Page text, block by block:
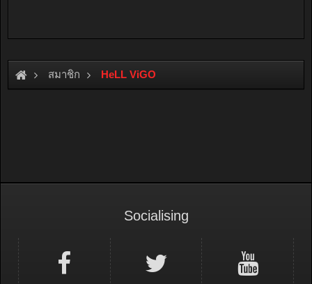
สมาชิก HeLL ViGO
Socialising